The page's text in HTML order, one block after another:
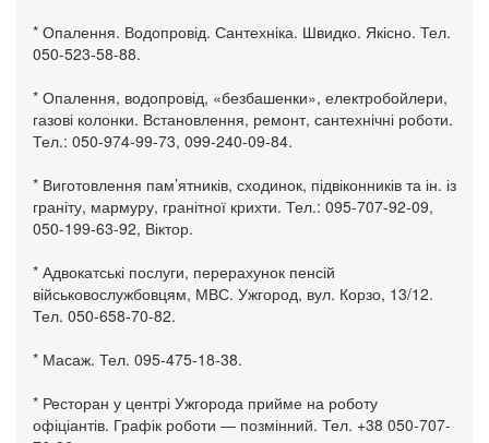
* Опалення. Водопровід. Сантехніка. Швидко. Якісно. Тел.
050-523-58-88.
* Опалення, водопровід, «безбашенки», електробойлери,
газові колонки. Встановлення, ремонт, сантехнічні роботи.
Тел.: 050-974-99-73, 099-240-09-84.
* Виготовлення пам’ятників, сходинок, підвіконників та ін. із
граніту, мармуру, гранітної крихти. Тел.: 095-707-92-09,
050-199-63-92, Віктор.
* Адвокатські послуги, перерахунок пенсій
військовослужбовцям, МВС. Ужгород, вул. Корзо, 13/12.
Тел. 050-658-70-82.
* Масаж. Тел. 095-475-18-38.
* Ресторан у центрі Ужгорода прийме на роботу
офіціантів. Графік роботи — позмінний. Тел. +38 050-707-